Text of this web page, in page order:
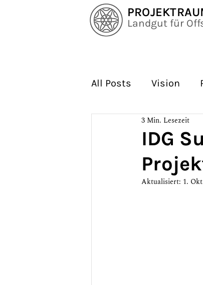
Landgut für
All Posts Vision
Rund ums Gut
Angebote Film
IDG
3 Min. Lesezeit
Aktualisiert: 1.